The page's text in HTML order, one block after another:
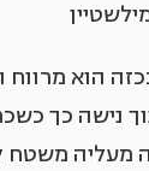
הוא
נישה כך
מעליה משטח